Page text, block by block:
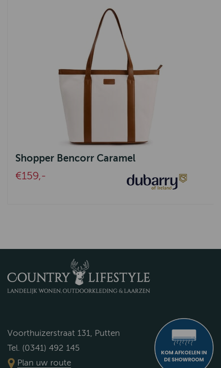
Shopper Bencorr Caramel
€159,-
Voorthuizerstraat 131, Putten
Tel. (0341) 492 145
Plan uw route